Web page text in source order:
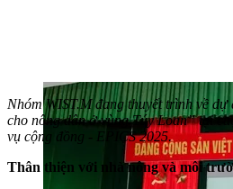
Nhóm WIST.M đang thuyết trình về
cho nông dân ở vùng Túy Loan” tại
vụ cộng đồng - EPICS 2025.
Thân thiện với nhà nông và môi